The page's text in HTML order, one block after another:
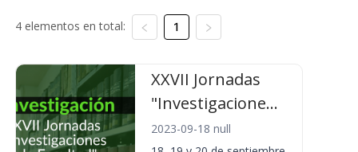
4 elementos en total: 1
XXVII Jornadas
"Investigacione...
2023-09-18 null